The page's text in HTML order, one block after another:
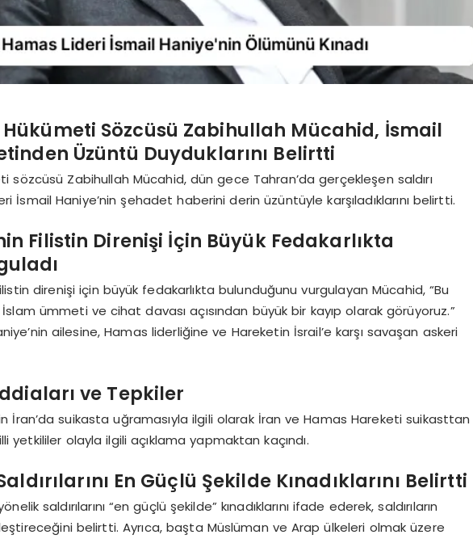
Sözcüsü Zabihullah Mücahid, İsmail
Üzüntü Duyduklarını Belirtti
sözcüsü Zabihullah Mücahid, dün gece Tahran’da gerçekleşen saldırı
İsmail Haniye’nin şehadet haberini derin üzüntüyle karşıladıklarını belirtti.
Filistin Direnişi İçin Büyük Fedakarlıkta
direnişi için büyük fedakarlıkta bulunduğunu vurgulayan Mücahid, “Bu
ümmeti ve cihat davası açısından büyük bir kayıp olarak görüyoruz.”
ailesine, Hamas liderliğine ve Hareketin İsrail’e karşı savaşan askeri
ve Tepkiler
İran’da suikasta uğramasıyla ilgili olarak İran ve Hamas Hareketi suikasttan
yetkililer olayla ilgili açıklama yapmaktan kaçındı.
En Güçlü Şekilde Kınadıklarını Belirtti
saldırılarını “en güçlü şekilde” kınadıklarını ifade ederek, saldırıların
belirtti. Ayrıca, başta Müslüman ve Arap ülkeleri olmak üzere